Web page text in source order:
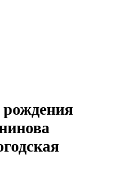
рождения